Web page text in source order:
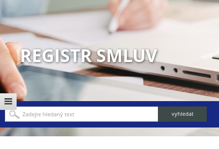
REGISTR SMLUV